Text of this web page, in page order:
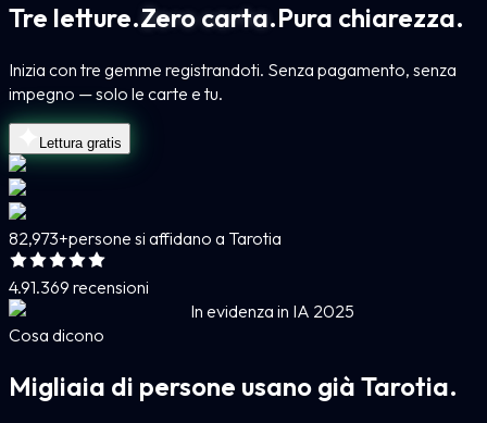
Tre letture.Zero carta.Pura chiarezza.
Inizia con tre gemme registrandoti. Senza pagamento, senza
impegno — solo le carte e tu.
Lettura gratis
82,973+persone si affidano a Tarotia
4.91.369 recensioni
In evidenza in IA 2025
Cosa dicono
Migliaia di persone usano già Tarotia.